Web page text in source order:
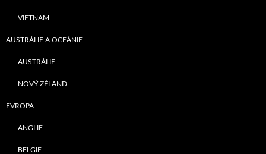
VIETNAM
AUSTRÁLIE A OCEÁNIE
AUSTRÁLIE
NOVÝ ZÉLAND
EVROPA
ANGLIE
BELGIE